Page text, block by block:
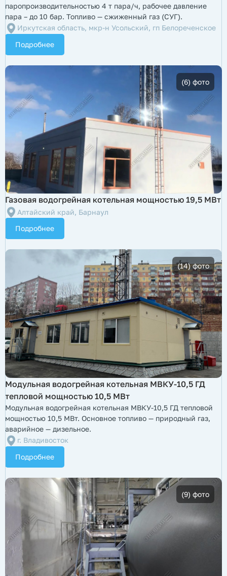
паропроизводительностью 4 т пара/ч, рабочее давление
пара – до 10 бар. Топливо — сжиженный газ (СУГ).
Иркутская область, мкр-н Усольский, гп Белореченское
Подробнее
(6) фото
Газовая водогрейная котельная мощностью 19,5 МВт
Алтайский край, Барнаул
Подробнее
(14) фото
Модульная водогрейная котельная МВКУ-10,5 ГД
тепловой мощностью 10,5 МВт
Модульная водогрейная котельная МВКУ-10,5 ГД тепловой
мощностью 10,5 МВт. Основное топливо — природный газ,
аварийное — дизельное.
г. Владивосток
Подробнее
(9) фото